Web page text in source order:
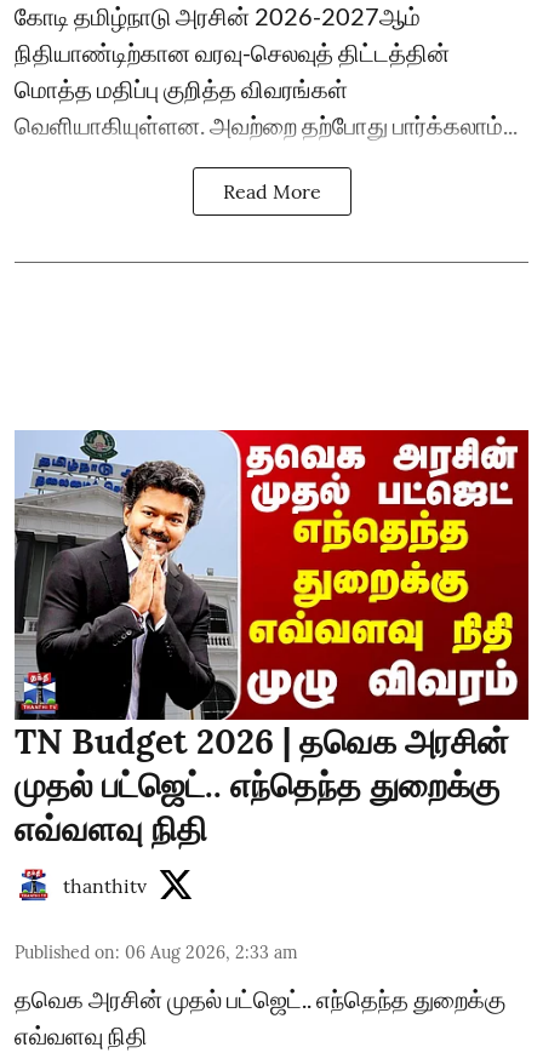
கோடி தமிழ்நாடு அரசின் 2026-2027ஆம்
நிதியாண்டிற்கான வரவு-செலவுத் திட்டத்தின்
மொத்த மதிப்பு குறித்த விவரங்கள்
வெளியாகியுள்ளன. அவற்றை தற்போது பார்க்கலாம்...
Read More
TN Budget 2026 | தவெக அரசின்
முதல் பட்ஜெட்.. எந்தெந்த துறைக்கு
எவ்வளவு நிதி
thanthitv
Published on: 06 Aug 2026, 2:33 am
தவெக அரசின் முதல் பட்ஜெட்.. எந்தெந்த துறைக்கு
எவ்வளவு நிதி